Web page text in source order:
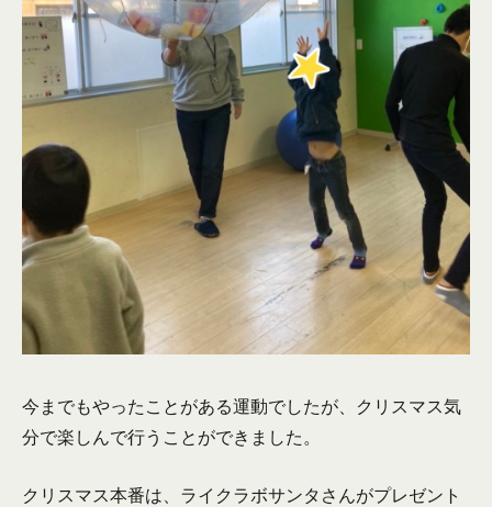
今までもやったことがある運動でしたが、クリスマス気
分で楽しんで行うことができました。
クリスマス本番は、ライクラボサンタさんがプレゼント